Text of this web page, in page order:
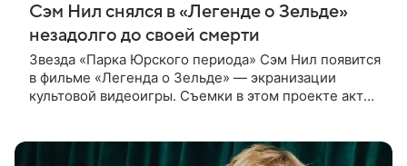
Сэм Нил снялся в «Легенде о Зельде»
незадолго до своей смерти
Звезда «Парка Юрского периода» Сэм Нил появится
в фильме «Легенда о Зельде» — экранизации
культовой видеоигры. Съемки в этом проекте актер